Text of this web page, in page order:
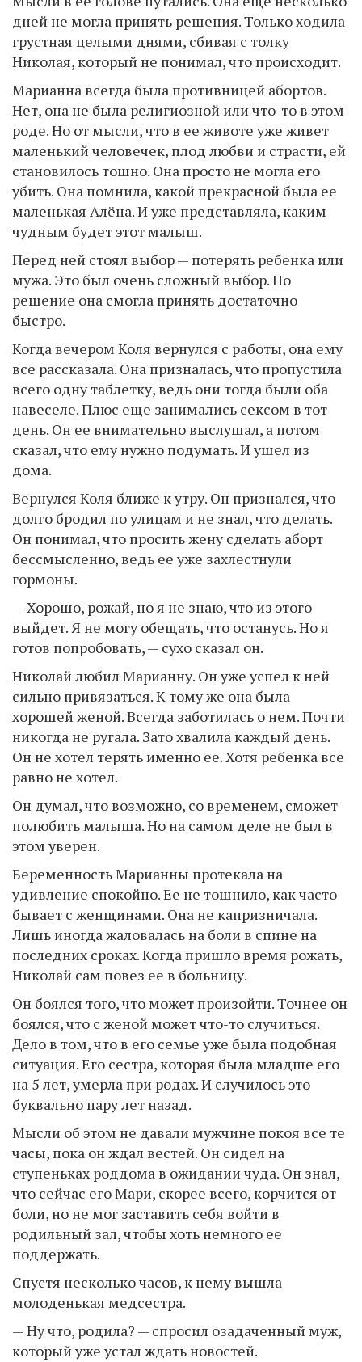
дней не могла принять решения. Только ходила
грустная целыми днями, сбивая с толку
Николая, который не понимал, что происходит.
Марианна всегда была противницей абортов.
Нет, она не была религиозной или что-то в этом
роде. Но от мысли, что в ее животе уже живет
маленький человечек, плод любви и страсти, ей
становилось тошно. Она просто не могла его
убить. Она помнила, какой прекрасной была ее
маленькая Алёна. И уже представляла, каким
чудным будет этот малыш.
Перед ней стоял выбор — потерять ребенка или
мужа. Это был очень сложный выбор. Но
решение она смогла принять достаточно
быстро.
Когда вечером Коля вернулся с работы, она ему
все рассказала. Она призналась, что пропустила
всего одну таблетку, ведь они тогда были оба
навеселе. Плюс еще занимались сексом в тот
день. Он ее внимательно выслушал, а потом
сказал, что ему нужно подумать. И ушел из
дома.
Вернулся Коля ближе к утру. Он признался, что
долго бродил по улицам и не знал, что делать.
Он понимал, что просить жену сделать аборт
бессмысленно, ведь ее уже захлестнули
гормоны.
— Хорошо, рожай, но я не знаю, что из этого
выйдет. Я не могу обещать, что останусь. Но я
готов попробовать, — сухо сказал он.
Николай любил Марианну. Он уже успел к ней
сильно привязаться. К тому же она была
хорошей женой. Всегда заботилась о нем. Почти
никогда не ругала. Зато хвалила каждый день.
Он не хотел терять именно ее. Хотя ребенка все
равно не хотел.
Он думал, что возможно, со временем, сможет
полюбить малыша. Но на самом деле не был в
этом уверен.
Беременность Марианны протекала на
удивление спокойно. Ее не тошнило, как часто
бывает с женщинами. Она не капризничала.
Лишь иногда жаловалась на боли в спине на
последних сроках. Когда пришло время рожать,
Николай сам повез ее в больницу.
Он боялся того, что может произойти. Точнее он
боялся, что с женой может что-то случиться.
Дело в том, что в его семье уже была подобная
ситуация. Его сестра, которая была младше его
на 5 лет, умерла при родах. И случилось это
буквально пару лет назад.
Мысли об этом не давали мужчине покоя все те
часы, пока он ждал вестей. Он сидел на
ступеньках роддома в ожидании чуда. Он знал,
что сейчас его Мари, скорее всего, корчится от
боли, но не мог заставить себя войти в
родильный зал, чтобы хоть немного ее
поддержать.
Спустя несколько часов, к нему вышла
молоденькая медсестра.
— Ну что, родила? — спросил озадаченный муж,
который уже устал ждать новостей.